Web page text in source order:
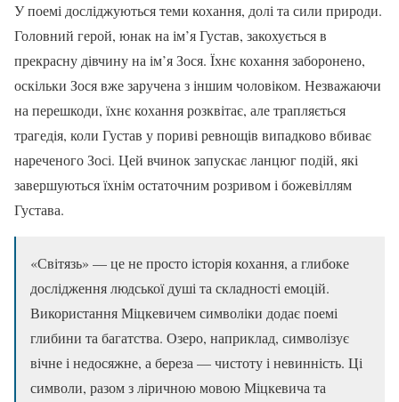
У поемі досліджуються теми кохання, долі та сили природи.
Головний герой, юнак на ім’я Густав, закохується в
прекрасну дівчину на ім’я Зося. Їхнє кохання заборонено,
оскільки Зося вже заручена з іншим чоловіком. Незважаючи
на перешкоди, їхнє кохання розквітає, але трапляється
трагедія, коли Густав у пориві ревнощів випадково вбиває
нареченого Зосі. Цей вчинок запускає ланцюг подій, які
завершуються їхнім остаточним розривом і божевіллям
Густава.
«Світязь» — це не просто історія кохання, а глибоке
дослідження людської душі та складності емоцій.
Використання Міцкевичем символіки додає поемі
глибини та багатства. Озеро, наприклад, символізує
вічне і недосяжне, а береза — чистоту і невинність. Ці
символи, разом з ліричною мовою Міцкевича та